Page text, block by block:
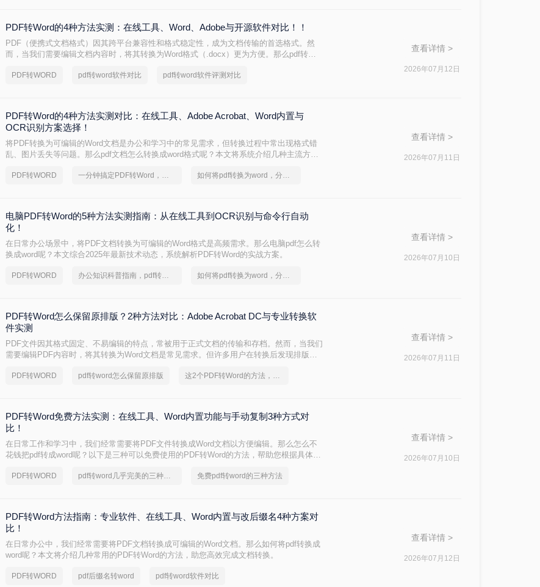
PDF转Word的4种方法实测：在线工具、Word、Adobe与开源软件对比！！
PDF（便携式文档格式）因其跨平台兼容性和格式稳定性，成为文档传输的首选格式。然
而，当我们需要编辑文档内容时，将其转换为Word格式（.docx）更为方便。那么pdf转换
PDF转WORD pdf转word软件对比 pdf转word软件评测对比
查看详情 >
2026年07月12日
PDF转Word的4种方法实测对比：在线工具、Adobe Acrobat、Word内置与
OCR识别方案选择！
将PDF转换为可编辑的Word文档是办公和学习中的常见需求，但转换过程中常出现格式错
乱、图片丢失等问题。那么pdf文档怎么转换成word格式呢？本文将系统介绍几种主流方
PDF转WORD 一分钟搞定PDF转Word，这2种简单方法，任意选择 如何将pdf转换为word，分享一种简单的方法
查看详情 >
2026年07月11日
电脑PDF转Word的5种方法实测指南：从在线工具到OCR识别与命令行自动
化！
在日常办公场景中，将PDF文档转换为可编辑的Word格式是高频需求。那么电脑pdf怎么转
换成word呢？本文综合2025年最新技术动态，系统解析PDF转Word的实战方案。
PDF转WORD 办公知识科普指南，pdf转换Word的操作方法 如何将pdf转换为word，分享一种简单的方法
查看详情 >
2026年07月10日
PDF转Word怎么保留原排版？2种方法对比：Adobe Acrobat DC与专业转换软
件实测
PDF文件因其格式固定、不易编辑的特点，常被用于正式文档的传输和存档。然而，当我们
需要编辑PDF内容时，将其转换为Word文档是常见需求。但许多用户在转换后发现排版混
PDF转Word时尽可能保留原排版。
PDF转WORD pdf转word怎么保留原排版 这2个PDF转Word的方法，高效率转换，排版不乱码！
查看详情 >
2026年07月11日
PDF转Word免费方法实测：在线工具、Word内置功能与手动复制3种方式对
比！
在日常工作和学习中，我们经常需要将PDF文件转换成Word文档以方便编辑。那么怎么不
花钱把pdf转成word呢？以下是三种可以免费使用的PDF转Word的方法，帮助您根据具体需
PDF转WORD pdf转word几乎完美的三种方式 免费pdf转word的三种方法
查看详情 >
2026年07月10日
PDF转Word方法指南：专业软件、在线工具、Word内置与改后缀名4种方案对
比！
在日常办公中，我们经常需要将PDF文档转换成可编辑的Word文档。那么如何将pdf转换成
word呢？本文将介绍几种常用的PDF转Word的方法，助您高效完成文档转换。
PDF转WORD pdf后缀名转word pdf转word软件对比
查看详情 >
2026年07月12日